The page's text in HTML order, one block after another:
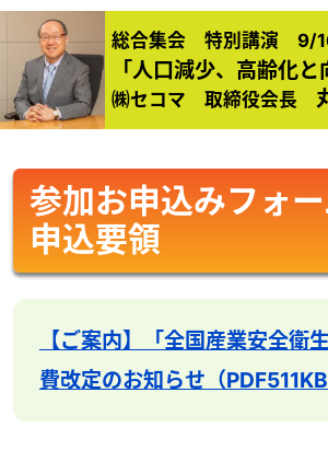
総合集会 特別講演 9/16
「人口減少、高齢化と
㈱セコマ 取締役会長
参加お申込みフォー
申込要領
【ご案内】「全国産業安全衛
費改定のお知らせ（PDF511KB